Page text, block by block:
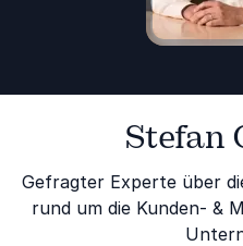
Stefan
Gefragter Experte über
rund um die Kunden- &